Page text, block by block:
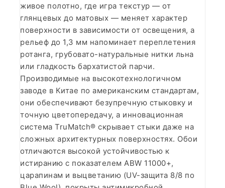
живое полотно, где игра текстур — от
глянцевых до матовых — меняет характер
поверхности в зависимости от освещения, а
рельеф до 1,3 мм напоминает переплетения
ротанга, грубовато-натуральные нитки льна
или гладкость бархатистой парчи.
Производимые на высокотехнологичном
заводе в Китае по американским стандартам,
они обеспечивают безупречную стыковку и
точную цветопередачу, а инновационная
система TruMatch® скрывает стыки даже на
сложных архитектурных поверхностях. Обои
отличаются высокой устойчивостью к
истиранию с показателем ABW 11000+,
царапинам и выцветанию (UV-защита 8/8 по